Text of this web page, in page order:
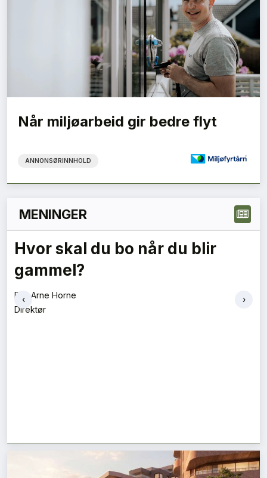
Når miljøarbeid gir bedre flyt
ANNONSØRINNHOLD
MENINGER
Hvor skal du bo når du blir
gammel?
Per-Arne Horne
Direktør
‹ ›